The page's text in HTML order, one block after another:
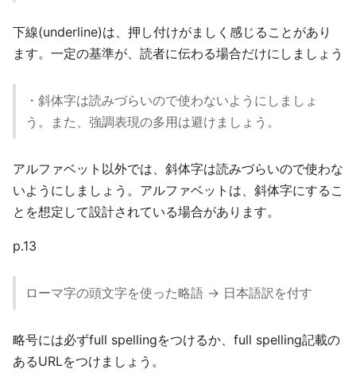
下線(underline)は、押し付けがましく感じることがあり
ます。一定の基準が、読者に伝わる場合だけにしましょう
・斜体字は読みづらいので使わないようにしましょ
う。また、強調表現の多用は避けましょう。
アルファベット以外では、斜体字は読みづらいので使わな
いようにしましょう。アルファベットは、斜体字にするこ
とを想定して設計されている場合があります。
p.13
ローマ字の頭文字を使った略語 → 日本語訳を付す
略号には必ずfull spellingをつけるか、full spelling記載の
あるURLをつけましょう。